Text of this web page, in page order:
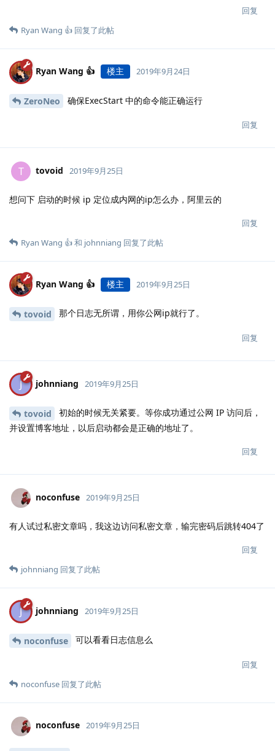
回复
Ryan Wang 👍 回复了此帖
Ryan Wang 👍 楼主 2019年9月24日
ZeroNeo 确保ExecStart 中的命令能正确运行
回复
T tovoid 2019年9月25日
想问下 启动的时候 ip 定位成内网的ip怎么办，阿里云的
回复
Ryan Wang 👍和 johnniang 回复了此帖
Ryan Wang 👍 楼主 2019年9月25日
tovoid 那个日志无所谓，用你公网ip就行了。
回复
J johnniang 2019年9月25日
tovoid
初始的时候无关紧要。等你成功通过公网 IP 访问后，
并设置博客地址，以后启动都会是正确的地址了。
回复
noconfuse 2019年9月25日
有人试过私密文章吗，我这边访问私密文章，输完密码后跳转404了
回复
johnniang 回复了此帖
J johnniang 2019年9月25日
noconfuse 可以看看日志信息么
回复
noconfuse 回复了此帖
noconfuse 2019年9月25日